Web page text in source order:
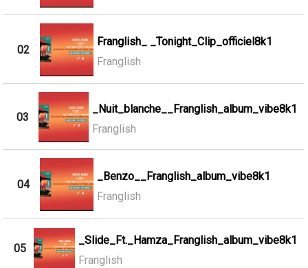
02
Franglish_ _Tonight_Clip_officiel8k1
Franglish
03
_Nuit_blanche__Franglish_album_vibe8k1
Franglish
04
_Benzo__Franglish_album_vibe8k1
Franglish
05
_Slide_Ft._Hamza_Franglish_album_vibe8k1
Franglish